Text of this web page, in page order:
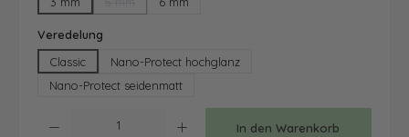
(Diese Option ist zurzeit nicht verfügbar.)
Veredelung
Classic
Nano-Protect hochglanz
Nano-Protect seidenmatt
In den Warenkorb